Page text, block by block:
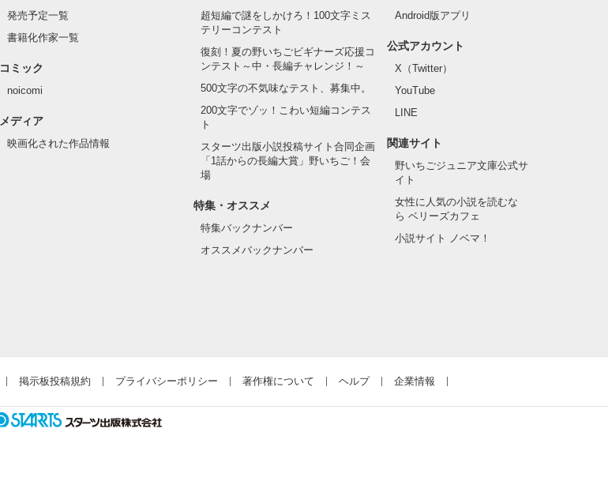
発売予定一覧
書籍化作家一覧
コミック
noicomi
メディア
映画化された作品情報
超短編で謎をしかけろ！100文字ミス
テリーコンテスト
復刻！夏の野いちごビギナーズ応援コ
ンテスト～中・長編チャレンジ！～
500文字の不気味なテスト、募集中。
200文字でゾッ！こわい短編コンテス
ト
スターツ出版小説投稿サイト合同企画
「1話からの長編大賞」野いちご！会
場
特集・オススメ
特集バックナンバー
オススメバックナンバー
Android版アプリ
公式アカウント
X（Twitter）
YouTube
LINE
関連サイト
野いちごジュニア文庫公式サ
イト
女性に人気の小説を読むな
ら ベリーズカフェ
小説サイト ノベマ！
掲示板投稿規約 プライバシーポリシー 著作権について ヘルプ 企業情報